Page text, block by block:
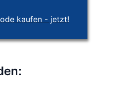
kaufen - jetzt!